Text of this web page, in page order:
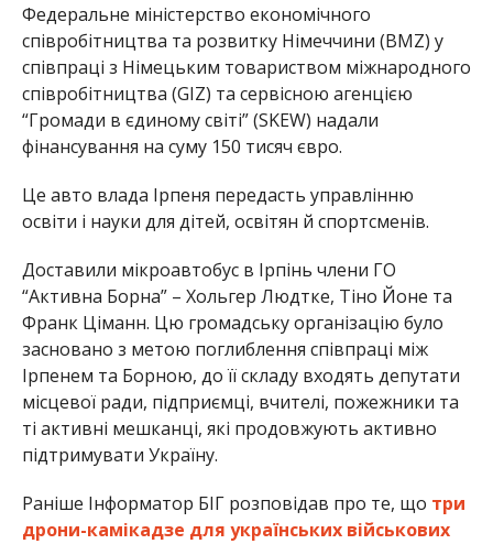
Федеральне міністерство економічного
співробітництва та розвитку Німеччини (BMZ) у
співпраці з Німецьким товариством міжнародного
співробітництва (GIZ) та сервісною агенцією
“Громади в єдиному світі” (SKEW) надали
фінансування на суму 150 тисяч євро.
Це авто влада Ірпеня передасть управлінню
освіти і науки для дітей, освітян й спортсменів.
Доставили мікроавтобус в Ірпінь члени ГО
“Активна Борна” – Хольгер Людтке, Тіно Йоне та
Франк Ціманн. Цю громадську організацію було
засновано з метою поглиблення співпраці між
Ірпенем та Борною, до її складу входять депутати
місцевої ради, підприємці, вчителі, пожежники та
ті активні мешканці, які продовжують активно
підтримувати Україну.
Раніше Інформатор БІГ розповідав про те, що три
дрони-камікадзе для українських військових